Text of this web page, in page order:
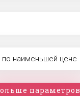
по наименьшей цене
параметров